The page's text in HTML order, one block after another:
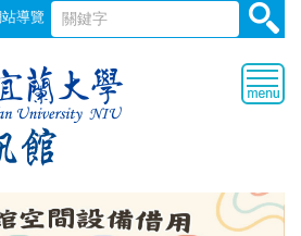
導覽